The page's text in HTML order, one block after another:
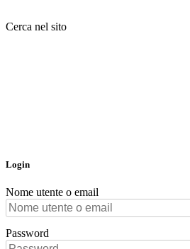
Cerca nel sito
Login
Nome utente o email
Password